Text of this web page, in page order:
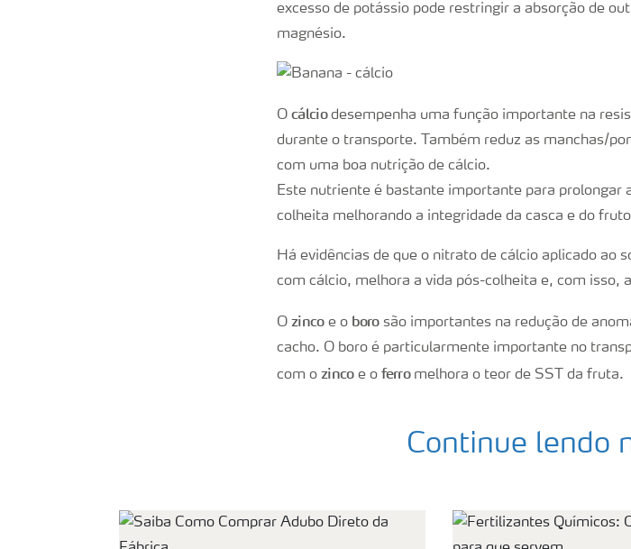
excesso de potássio pode restringir a absorção de
magnésio.
O cálciodesempenha uma função importante na
durante o transporte. Também reduz as manchas/
com uma boa nutrição de cálcio.
Este nutriente é bastante importante para prolongar
colheita melhorando a integridade da casca e do
Há evidências de que o nitrato de cálcio aplicado ao
com cálcio, melhora a vida pós-colheita e, com isso,
O zincoe o borosão importantes na redução de
cacho. O boro é particularmente importante no
com o zincoe o ferromelhora o teor de SST da fruta.
Continue lendo